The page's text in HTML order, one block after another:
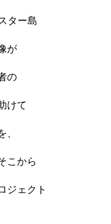
ター島
が
の
けて
こから
ジェクト